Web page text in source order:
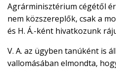
Agrárminisztérium cégétől
nem közszereplők, csak a
és H. Á.-ként hivatkozunk
V. A. az ügyben tanúként is
vallomásában elmondta,